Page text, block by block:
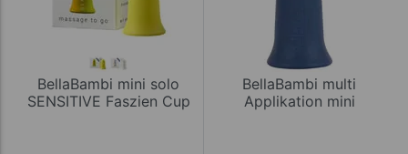
BellaBambi mini solo
SENSITIVE Faszien Cup
BellaBambi multi
Applikation mini